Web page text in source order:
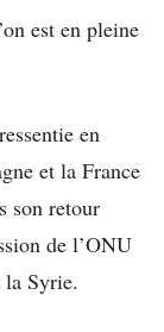
est en pleine
en
et la France
son retour
de l’ONU
la Syrie.